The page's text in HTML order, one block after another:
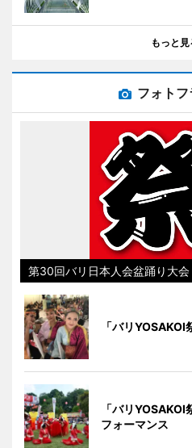
もっと見
フォト
第30回バリ日本人会盆踊り大会
「バリ
「バリ
フォーマンス